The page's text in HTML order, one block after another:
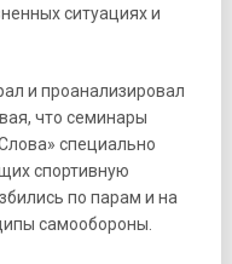
ситуациях и
и проанализировал
что семинары
специально
спортивную
по парам и на
самообороны.